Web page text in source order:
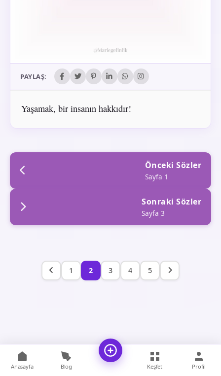
PAYLAŞ:
Yaşamak, bir insanın hakkıdır!
Önceki Sözler
Sayfa 1
Sonraki Sözler
Sayfa 3
1 2 3 4 5
Anasayfa Blog Keşfet Profil